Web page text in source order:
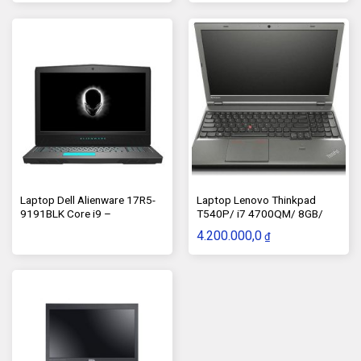
gian hiển thị rộng rãi cùng hình ảnh cực kỳ sắc nét. Độ
chuẩn màu và độ sáng cực tốt, giúp bạn làm việc hiệu
quả trên các bản vẽ, thiết kế, cùng với đó là công nghệ
màn hình chống chói bạn làm việc lâu trên máy sẽ ít bị
mỏi mắt hay chói mắt và không bị chói lóa khi sử dụng
ngoài trời hoặc những nơi có cường độ sáng mạnh. Khả
năng tái tạo màu trên màn hình Dell M6700 cũng khá ổn
với 95% gam màu sRGB​ cùng lớp kính Corning Gorilla
Glass mang đến hình ảnh tươi sáng, sắc nét và chân
thực hơn.
Laptop Dell Alienware 17R5-
9191BLK Core i9 –
Laptop Lenovo Thinkpad
T540P/ i7 4700QM/ 8GB/
4.200.000,0 ₫